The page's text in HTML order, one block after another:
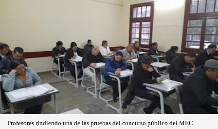
Profesores rindiendo una de las pruebas del concurso público del MEC.